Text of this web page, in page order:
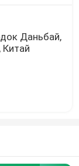
Даньбай,
Китай